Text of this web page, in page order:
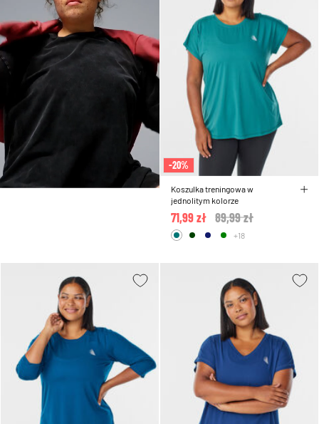
-20%
Koszulka treningowa w
jednolitym kolorze
Price reduced from
89,99 zł
71,99 zł
+18